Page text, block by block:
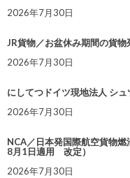
2026年7月30日
JR貨物／お盆休み期間の貨
2026年7月30日
にしてつドイツ現地法人 シ
2026年7月30日
NCA／日本発国際航空貨物
8月1日適用 改定）
2026年7月30日